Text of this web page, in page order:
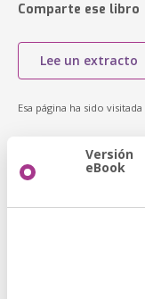
Comparte ese libro
Lee un extracto
Esa página ha sido visitada
Versión
eBook